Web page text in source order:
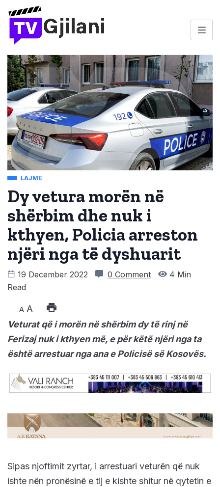
LAJME
Dy vetura morën në
shërbim dhe nuk i
kthyen, Policia arreston
njëri nga të dyshuarit
19 December 2022 0 Comment
4 Min
Read
A A
Veturat që i morën në shërbim dy të rinj në
Ferizaj nuk i kthyen më, e për këtë njëri nga ta
është arrestuar nga ana e Policisë së Kosovës.
Sipas njoftimit zyrtar, i arrestuari veturën që nuk
ishte nën pronësinë e tij e kishte shitur në qytetin e